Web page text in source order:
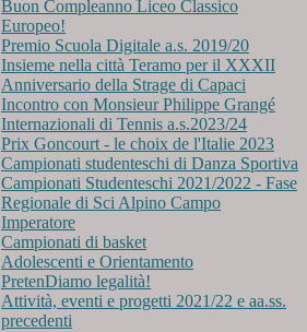
Buon Compleanno Liceo Classico
Europeo!
Premio Scuola Digitale a.s. 2019/20
Insieme nella città Teramo per il XXXII
Anniversario della Strage di Capaci
Incontro con Monsieur Philippe Grangé
Internazionali di Tennis a.s.2023/24
Prix Goncourt - le choix de l'Italie 2023
Campionati studenteschi di Danza Sportiva
Campionati Studenteschi 2021/2022 - Fase
Regionale di Sci Alpino Campo
Imperatore
Campionati di basket
Adolescenti e Orientamento
PretenDiamo legalità!
Attività, eventi e progetti 2021/22 e aa.ss.
precedenti